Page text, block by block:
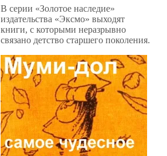
В серии «Золотое наследие»
издательства «Эксмо» выходят
книги, с которыми неразрывно
связано детство старшего поколения.